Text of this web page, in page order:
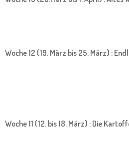
Woche 12 (19. März bis 25. März) :
Woche 11 (12. bis 18. März) : Die